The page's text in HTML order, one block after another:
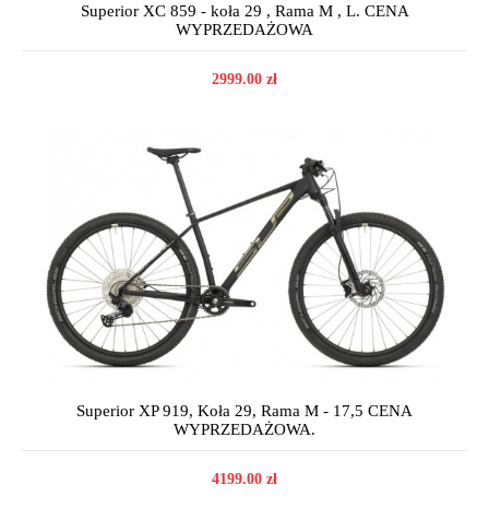
Superior XC 859 - koła 29 , Rama M , L. CENA
WYPRZEDAŻOWA
2999.00 zł
Superior XP 919, Koła 29, Rama M - 17,5 CENA
WYPRZEDAŻOWA.
4199.00 zł